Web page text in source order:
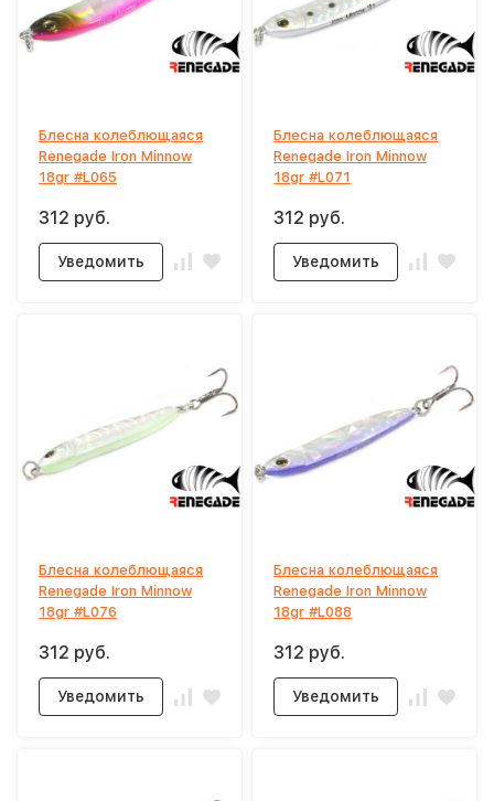
Блесна колеблющаяся
Renegade Iron Minnow
18gr #L065
312 руб.
Уведомить
Блесна колеблющаяся
Renegade Iron Minnow
18gr #L071
312 руб.
Уведомить
Блесна колеблющаяся
Renegade Iron Minnow
18gr #L076
312 руб.
Уведомить
Блесна колеблющаяся
Renegade Iron Minnow
18gr #L088
312 руб.
Уведомить